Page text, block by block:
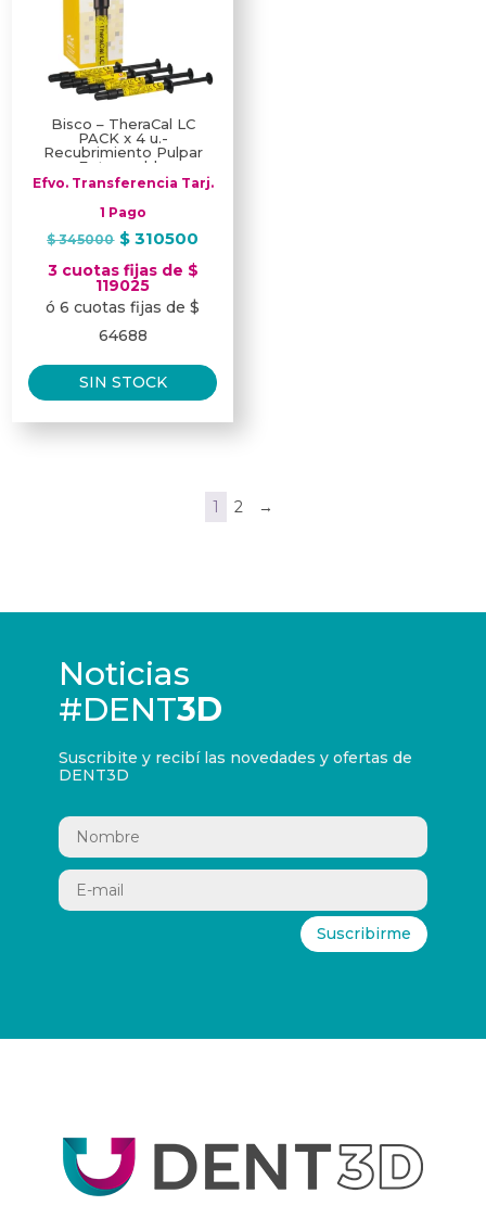
Bisco – TheraCal LC
PACK x 4 u.-
Recubrimiento Pulpar
Fotocurable
Efvo. Transferencia Tarj.
1 Pago
$345000 El
precio
original
era:
$ 345000.
$ 310500
es:
3 cuotas fijas de $
119025
ó 6 cuotas fijas de $
64688
SIN STOCK
1 2 →
Noticias
#DENT3D
Suscribite y recibí las novedades y ofertas de
DENT3D
Suscribirme